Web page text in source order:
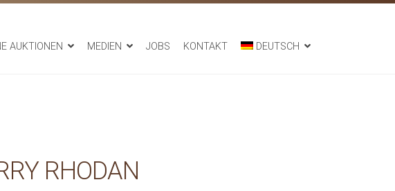
AUKTIONEN MEDIEN JOBS KONTAKT DEUTSCH
RHODAN